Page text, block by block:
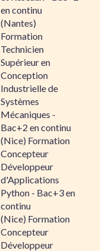
en continu
(Nantes)
Formation
Technicien
Supérieur en
Conception
Industrielle de
Systèmes
Mécaniques -
Bac+2 en continu
(Nice) Formation
Concepteur
Développeur
d'Applications
Python - Bac+3 en
continu
(Nice) Formation
Concepteur
Développeur